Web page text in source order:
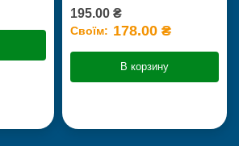
195.00 ₴
Своїм: 178.00 ₴
В корзину